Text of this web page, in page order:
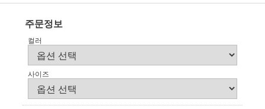
주문정보
컬러
사이즈